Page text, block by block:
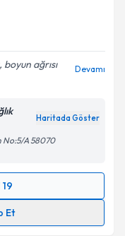
ağrısı
Devamı
Haritada Göster
No:5/A 58070
Et